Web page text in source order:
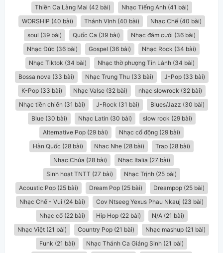
Thiền Ca Làng Mai (42 bài)
Nhạc Tiếng Anh (41 bài)
WORSHIP (40 bài)
Thánh VỊnh (40 bài)
Nhạc Chế (40 bài)
soul (39 bài)
Quốc Ca (39 bài)
Nhạc đám cưới (36 bài)
Nhạc Đức (36 bài)
Gospel (36 bài)
Nhạc Rock (34 bài)
Nhạc Tiktok (34 bài)
Nhạc thờ phượng Tin Lành (34 bài)
Bossa nova (33 bài)
Nhạc Trung Thu (33 bài)
J-Pop (33 bài)
K-Pop (33 bài)
Nhạc Valse (32 bài)
nhạc slowrock (32 bài)
Nhạc tiền chiến (31 bài)
J-Rock (31 bài)
Blues/Jazz (30 bài)
Blue (30 bài)
Nhạc Latin (30 bài)
slow rock (29 bài)
Alternative Pop (29 bài)
Nhạc cổ động (29 bài)
Hàn Quốc (28 bài)
Nhac Nhẹ (28 bài)
Trap (28 bài)
Nhạc Chúa (28 bài)
Nhạc Italia (27 bài)
Sinh hoạt TNTT (27 bài)
Nhạc Trịnh (25 bài)
Acoustic Pop (25 bài)
Dream Pop (25 bài)
Dreampop (25 bài)
Nhạc Chế - Vui (24 bài)
Cov Ntseeg Yexus Phau Nkauj (23 bài)
Nhạc cổ (22 bài)
Hip Hop (22 bài)
N/A (21 bài)
Nhạc Việt (21 bài)
Country Pop (21 bài)
Nhạc mashup (21 bài)
Funk (21 bài)
Nhạc Thánh Ca Giáng Sinh (21 bài)